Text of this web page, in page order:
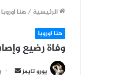
الرئيسية / هنا اوروبا
هنا اوروبا
وفاة رضيع
يورو تايمز
أرسل